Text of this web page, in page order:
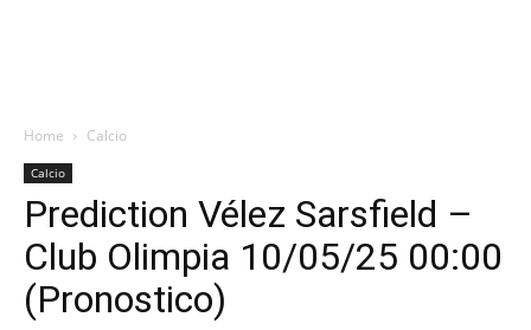
Home Calcio
Calcio
Prediction Vélez Sarsfield –
Club Olimpia 10/05/25 00:00
(Pronostico)